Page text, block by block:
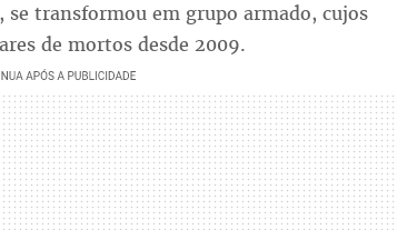
se transformou em grupo armado, cujos
de mortos desde 2009.